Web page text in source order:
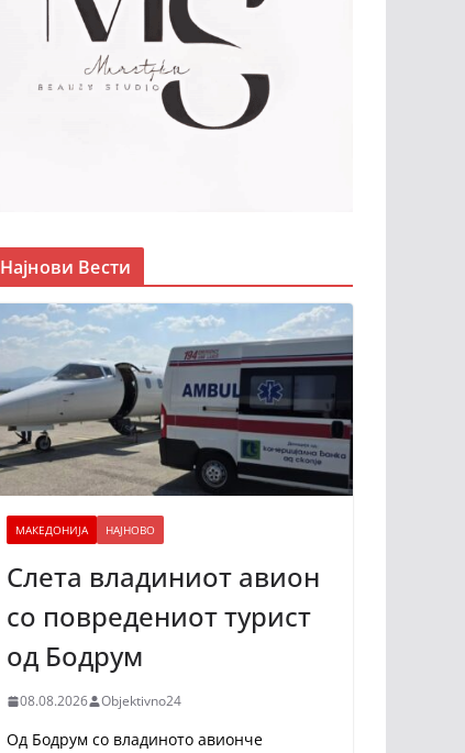
Најнови Вести
МАКЕДОНИЈА НАЈНОВО
Слета владиниот авион
со повредениот турист
од Бодрум
08.08.2026 Objektivno24
Од Бодрум со владиното авионче